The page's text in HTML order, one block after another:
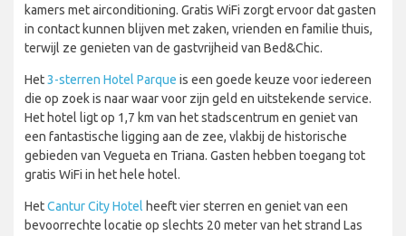
kamers met airconditioning. Gratis WiFi zorgt ervoor dat gasten
in contact kunnen blijven met zaken, vrienden en familie thuis,
terwijl ze genieten van de gastvrijheid van Bed&Chic.
Het3-sterren Hotel Parque is een goede keuze voor iedereen
die op zoek is naar waar voor zijn geld en uitstekende service.
Het hotel ligt op 1,7 km van het stadscentrum en geniet van
een fantastische ligging aan de zee, vlakbij de historische
gebieden van Vegueta en Triana. Gasten hebben toegang tot
gratis WiFi in het hele hotel.
HetCantur City Hotel heeft vier sterren en geniet van een
bevoorrechte locatie op slechts 20 meter van het strand Las